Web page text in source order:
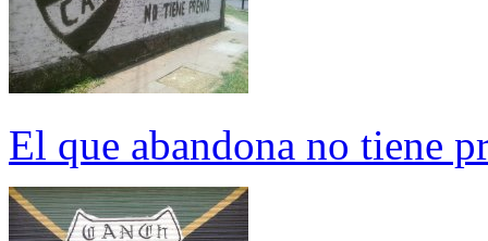
El que abandona no tiene